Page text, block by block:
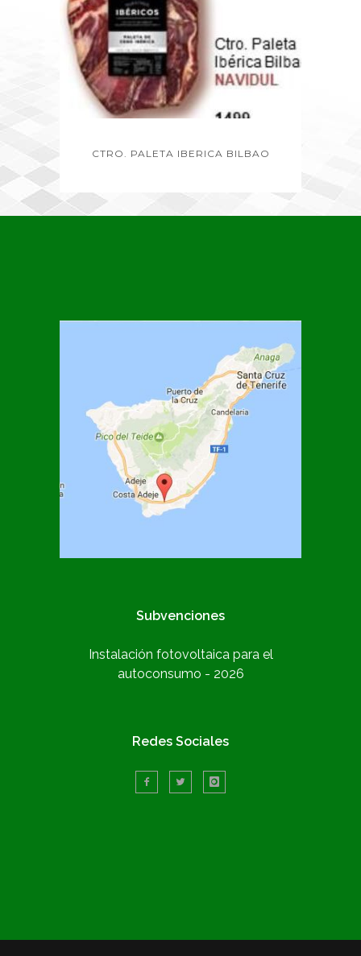
CTRO. PALETA IBERICA BILBAO
Subvenciones
Instalación fotovoltaica para el
autoconsumo - 2026
Redes Sociales